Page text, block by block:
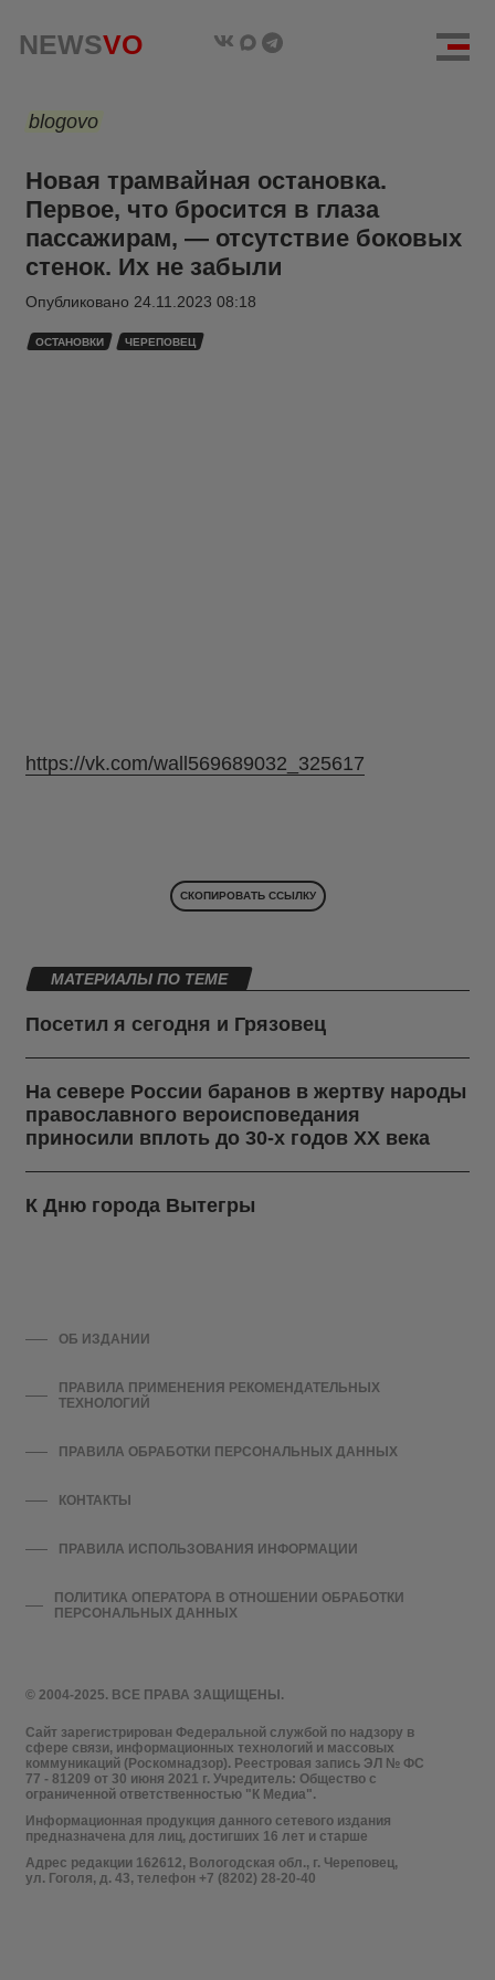
NEWSVO
blogovo
Новая трамвайная остановка.
Первое, что бросится в глаза
пассажирам, — отсутствие боковых
стенок. Их не забыли
Опубликовано 24.11.2023 08:18
ОСТАНОВКИ ЧЕРЕПОВЕЦ
https://vk.com/wall569689032_325617
СКОПИРОВАТЬ ССЫЛКУ
МАТЕРИАЛЫ ПО ТЕМЕ
Посетил я сегодня и Грязовец
На севере России баранов в жертву народы
православного вероисповедания
приносили вплоть до 30-х годов ХХ века
К Дню города Вытегры
© 2004-2025. ВСЕ ПРАВА ЗАЩИЩЕНЫ.
Сайт зарегистрирован Федеральной службой по надзору в
сфере связи, информационных технологий и массовых
коммуникаций (Роскомнадзор). Реестровая запись ЭЛ № ФС
77 - 81209 от 30 июня 2021 г. Учредитель: Общество с
ограниченной ответственностью "К Медиа".
Информационная продукция данного сетевого издания
предназначена для лиц, достигших 16 лет и старше
Адрес редакции 162612, Вологодская обл., г. Череповец,
ул. Гоголя, д. 43, телефон +7 (8202) 28-20-40
ОБ ИЗДАНИИ
ПРАВИЛА ПРИМЕНЕНИЯ РЕКОМЕНДАТЕЛЬНЫХ
ТЕХНОЛОГИЙ
ПРАВИЛА ОБРАБОТКИ ПЕРСОНАЛЬНЫХ ДАННЫХ
КОНТАКТЫ
ПРАВИЛА ИСПОЛЬЗОВАНИЯ ИНФОРМАЦИИ
ПОЛИТИКА ОПЕРАТОРА В ОТНОШЕНИИ ОБРАБОТКИ
ПЕРСОНАЛЬНЫХ ДАННЫХ